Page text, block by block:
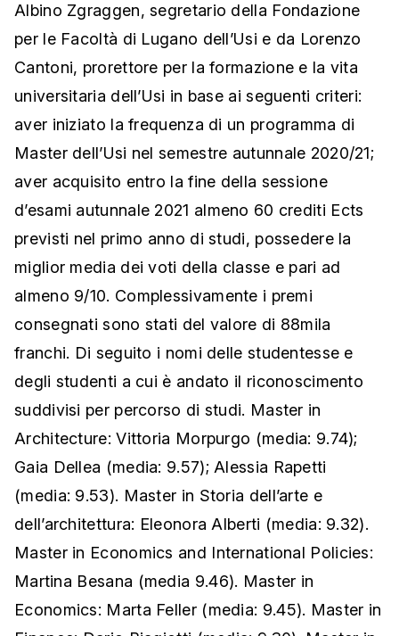
Albino Zgraggen, segretario della Fondazione
per le Facoltà di Lugano dell’Usi e da Lorenzo
Cantoni, prorettore per la formazione e la vita
universitaria dell’Usi in base ai seguenti criteri:
aver iniziato la frequenza di un programma di
Master dell’Usi nel semestre autunnale 2020/21;
aver acquisito entro la fine della sessione
d’esami autunnale 2021 almeno 60 crediti Ects
previsti nel primo anno di studi, possedere la
miglior media dei voti della classe e pari ad
almeno 9/10. Complessivamente i premi
consegnati sono stati del valore di 88mila
franchi. Di seguito i nomi delle studentesse e
degli studenti a cui è andato il riconoscimento
suddivisi per percorso di studi. Master in
Architecture: Vittoria Morpurgo (media: 9.74);
Gaia Dellea (media: 9.57); Alessia Rapetti
(media: 9.53). Master in Storia dell’arte e
dell’architettura: Eleonora Alberti (media: 9.32).
Master in Economics and International Policies:
Martina Besana (media 9.46). Master in
Economics: Marta Feller (media: 9.45). Master in